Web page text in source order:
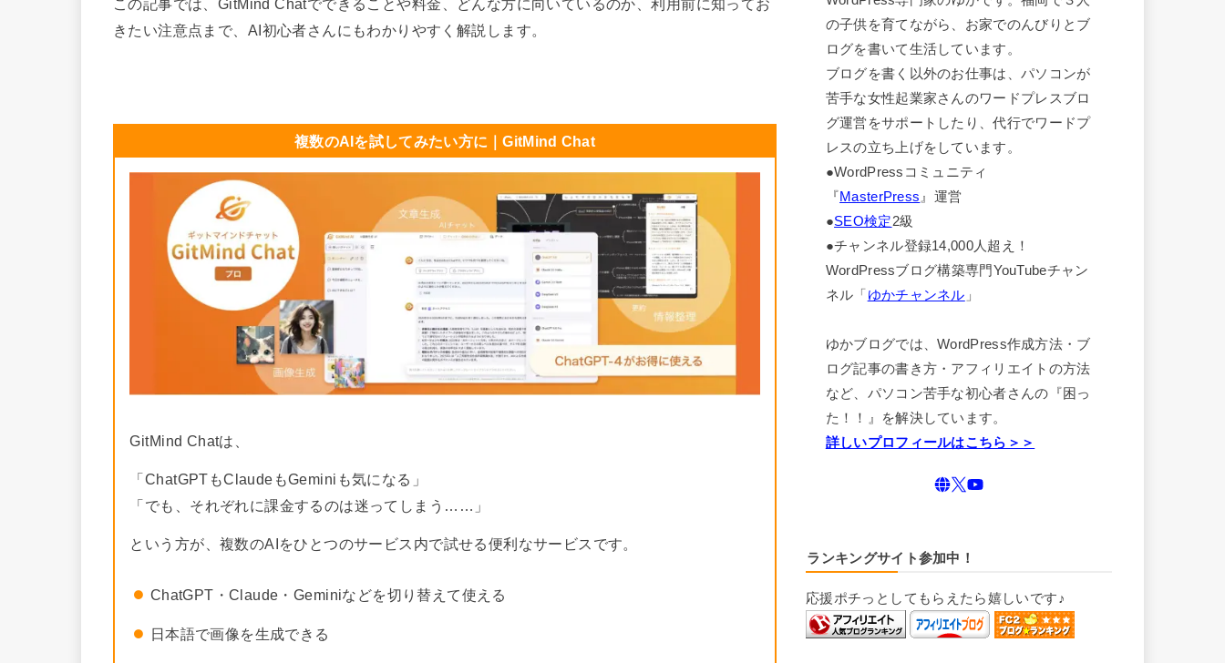
この記事では、GitMind Chatでできることや料金、どんな方に向いているのか、利用前に知ってお
きたい注意点まで、AI初心者さんにもわかりやすく解説します。
複数のAIを試してみたい方に｜GitMind Chat
GitMind Chatは、
「ChatGPTもClaudeもGeminiも気になる」
「でも、それぞれに課金するのは迷ってしまう……」
という方が、複数のAIをひとつのサービス内で試せる便利なサービスです。
ChatGPT・Claude・Geminiなどを切り替えて使える
日本語で画像を生成できる
の子供を育てながら、お家でのんびりとブ
ログを書いて生活しています。
ブログを書く以外のお仕事は、パソコンが
苦手な女性起業家さんのワードプレスブロ
グ運営をサポートしたり、代行でワードプ
レスの立ち上げをしています。
●WordPressコミュニティ
『MasterPress 』運営
●SEO検定2級
●チャンネル登録14,000人超え！
WordPressブログ構築専門YouTubeチャン
ネル「 ゆかチャンネル 」
ゆかブログでは、WordPress作成方法・ブ
ログ記事の書き方・アフィリエイトの方法
など、パソコン苦手な初心者さんの『困っ
た！！』を解決しています。
詳しいプロフィールはこちら＞＞
ランキングサイト参加中！
応援ポチっとしてもらえたら嬉しいです♪